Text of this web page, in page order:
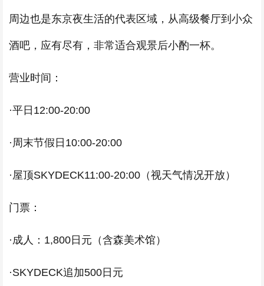
周边也是东京夜生活的代表区域，从高级餐厅到小众
酒吧，应有尽有，非常适合观景后小酌一杯。
营业时间：
·平日12:00-20:00
·周末节假日10:00-20:00
·屋顶SKYDECK11:00-20:00（视天气情况开放）
门票：
·成人：1,800日元（含森美术馆）
·SKYDECK追加500日元